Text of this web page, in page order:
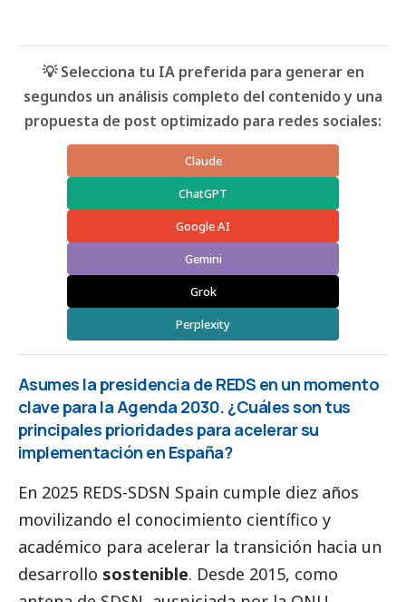
💡 Selecciona tu IA preferida para generar en
segundos un análisis completo del contenido y una
propuesta de post optimizado para redes sociales:
Claude
ChatGPT
Google AI
Gemini
Grok
Perplexity
Asumes la presidencia de REDS en un momento
clave para la Agenda 2030. ¿Cuáles son tus
principales prioridades para acelerar su
implementación en España?
En 2025 REDS-SDSN Spain cumple diez años
movilizando el conocimiento científico y
académico para acelerar la transición hacia un
desarrollo sostenible. Desde 2015, como